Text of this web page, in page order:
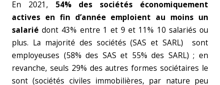
En 2021, 54% des sociétés économiquement
actives en fin d’année emploient au moins un
salarié dont 43% entre 1 et 9 et 11% 10 salariés ou
plus. La majorité des sociétés (SAS et SARL) sont
employeuses (58% des SAS et 55% des SARL) ; en
revanche, seuls 29% des autres formes sociétaires le
sont (sociétés civiles immobilières, par nature peu